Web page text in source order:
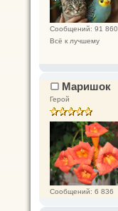
Сообщений: 91 860
Всё к лучшему
Маришок
Герой
Сообщений: 6 836